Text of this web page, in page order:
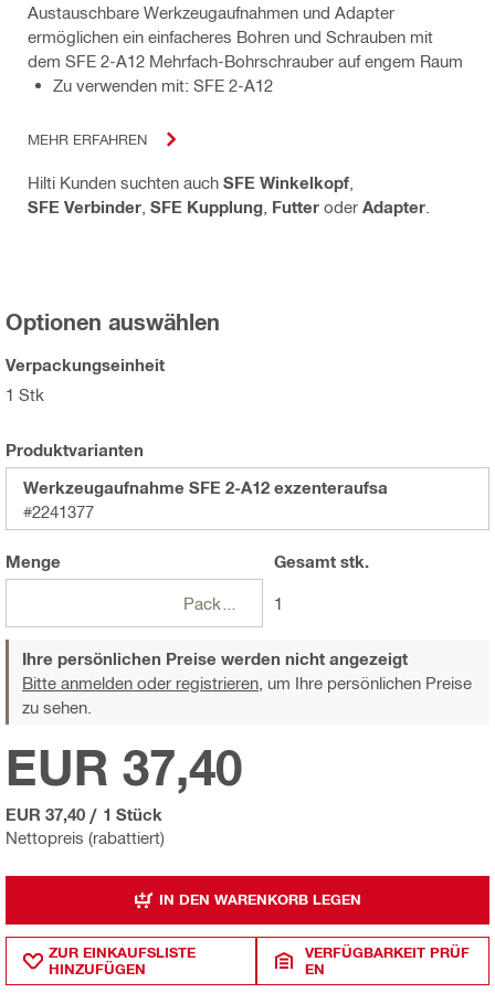
Austauschbare Werkzeugaufnahmen und Adapter
ermöglichen ein einfacheres Bohren und Schrauben mit
dem SFE 2-A12 Mehrfach-Bohrschrauber auf engem Raum
Zu verwenden mit: SFE 2-A12
MEHR ERFAHREN
Hilti Kunden suchten auch SFE Winkelkopf
SFE Verbinder SFE Kupplung Futter oder Adapter
Optionen auswählen
Verpackungseinheit
1 Stk
Produktvarianten
Werkzeugaufnahme SFE 2-A12 exzenteraufsa
#2241377
Menge
Packungen
Gesamtstk.
1
Ihre persönlichen Preise werden nicht angezeigt
Bitte anmelden oder registrieren, um Ihre persönlichen Preise
zu sehen.
Nettopreis (rabattiert)
EUR 37,40
EUR 37,40 / 1 Stück
IN DEN WARENKORB LEGEN
ZUR EINKAUFSLISTE
HINZUFÜGEN
VERFÜGBARKEIT PRÜF
EN